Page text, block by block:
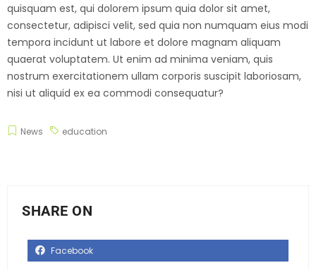
quisquam est, qui dolorem ipsum quia dolor sit amet,
consectetur, adipisci velit, sed quia non numquam eius modi
tempora incidunt ut labore et dolore magnam aliquam
quaerat voluptatem. Ut enim ad minima veniam, quis
nostrum exercitationem ullam corporis suscipit laboriosam,
nisi ut aliquid ex ea commodi consequatur?
News education
SHARE ON
Facebook